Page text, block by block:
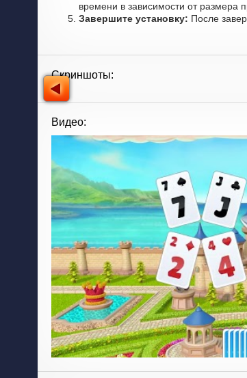
времени в зависимости от размера
Завершите установку: После
Скриншоты:
Видео: